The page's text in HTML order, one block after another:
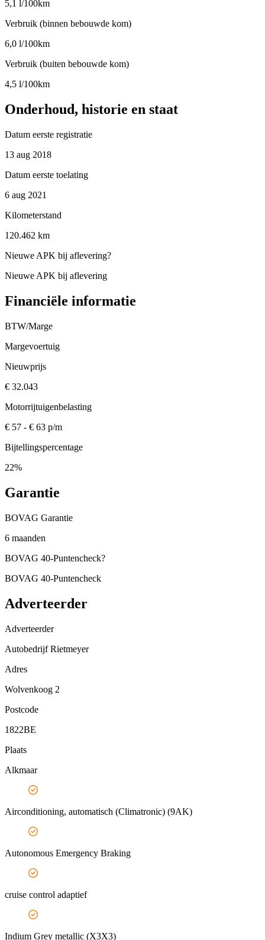
5,1 l/100km
Verbruik (binnen bebouwde kom)
6,0 l/100km
Verbruik (buiten bebouwde kom)
4,5 l/100km
Onderhoud, historie en staat
Datum eerste registratie
13 aug 2018
Datum eerste toelating
6 aug 2021
Kilometerstand
120.462 km
Nieuwe APK bij aflevering?
Nieuwe APK bij aflevering
Financiële informatie
BTW/Marge
Margevoertuig
Nieuwprijs
€ 32.043
Motorrijtuigenbelasting
€ 57 - € 63 p/m
Bijtellingspercentage
22%
Garantie
BOVAG Garantie
6 maanden
BOVAG 40-Puntencheck?
BOVAG 40-Puntencheck
Adverteerder
Adverteerder
Autobedrijf Rietmeyer
Adres
Wolvenkoog 2
Postcode
1822BE
Plaats
Alkmaar
Airconditioning, automatisch (Climatronic) (9AK)
Autonomous Emergency Braking
cruise control adaptief
Indium Grey metallic (X3X3)